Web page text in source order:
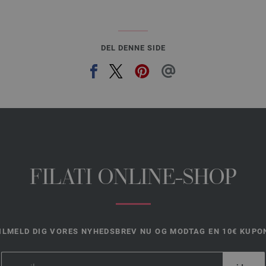
DEL DENNE SIDE
FILATI ONLINE-SHOP
DIG VORES NYHEDSBREV NU OG MODTAG EN 10€